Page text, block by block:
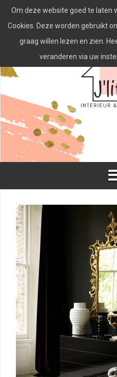
naar
inhoud
Om deze website goed te laten
Cookies. Deze worden gebruikt
graag willen lezen en zien.
veranderen via uw